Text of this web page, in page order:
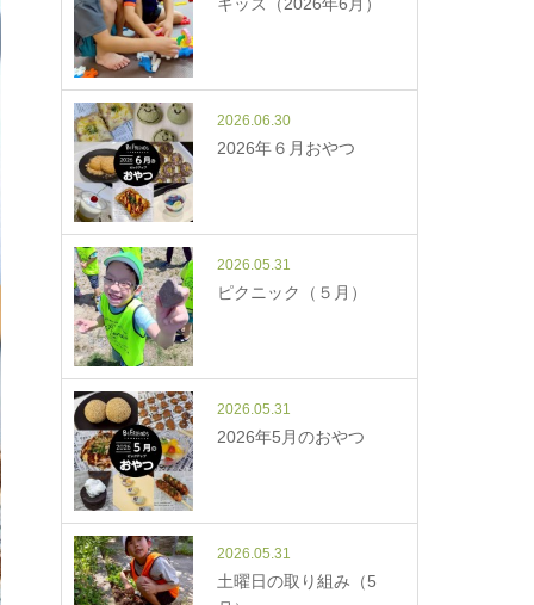
2026.06.30
2026年６月おやつ
2026.05.31
ピクニック（５月）
2026.05.31
2026年5月のおやつ
2026.05.31
土曜日の取り組み（5